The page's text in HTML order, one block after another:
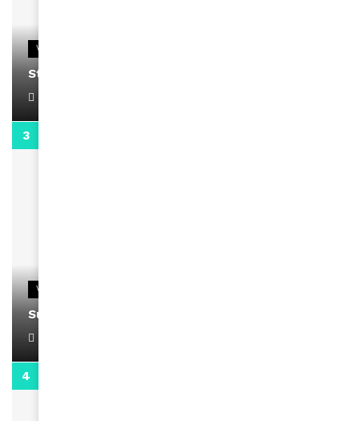
VIDEOS
Stacy passe un message
VIDEOS
Support Black Business Wee-kend